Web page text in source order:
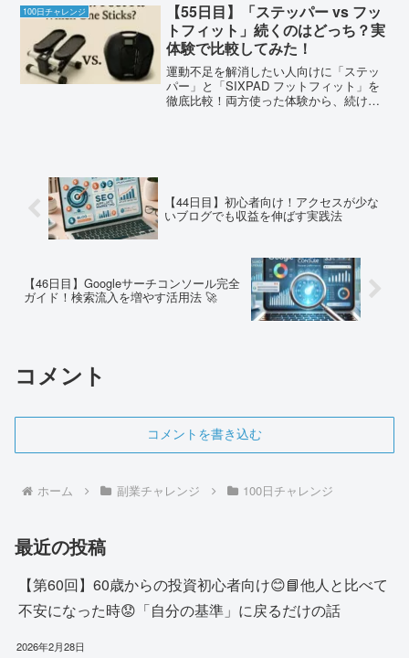
100日チャレンジ
【55日目】「ステッパー vs フッ
トフィット」続くのはどっち？実
体験で比較してみた！
運動不足を解消したい人向けに「ステッ
パー」と「SIXPAD フットフィット」を
徹底比較！両方使った体験から、続けや
【44日目】初心者向け！アクセスが少な
いブログでも収益を伸ばす実践法
【46日目】Googleサーチコンソール完全
ガイド！検索流入を増やす活用法 🚀
コメント
コメントを書き込む
ホーム 副業チャレンジ 100日チャレンジ
最近の投稿
【第60回】60歳からの投資初心者向け😊📘他人と比べて
不安になった時😟「自分の基準」に戻るだけの話
2026年2月28日